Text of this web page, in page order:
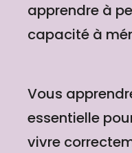
apprendre à
capacité à
Vous
essentielle
vivre